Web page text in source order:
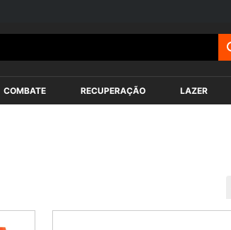
COMBATE RECUPERAÇÃO LAZER